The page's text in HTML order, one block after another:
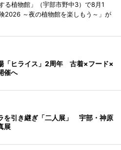
る植物館」（宇部市野中3）で8月1
2026 ～夜の植物館を楽しもう～」が
「ヒライス」2周年 古着×フード×
催へ
を引き継ぎ「二人展」 宇部・神原
展